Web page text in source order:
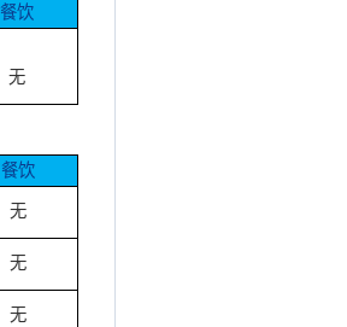
餐饮
无
餐饮
无
无
无